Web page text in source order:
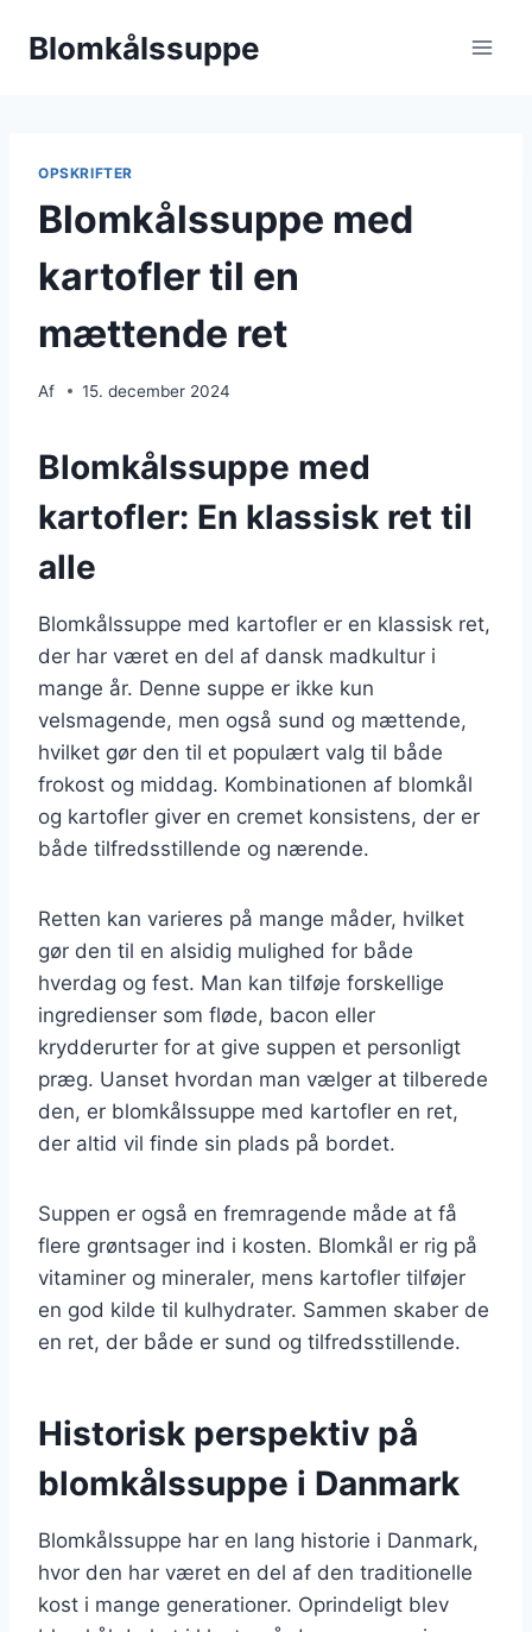
Blomkålssuppe
OPSKRIFTER
Blomkålssuppe med
kartofler til en
mættende ret
Af 15. december 2024
Blomkålssuppe med
kartofler: En klassisk ret til
alle
Blomkålssuppe med kartofler er en klassisk ret,
der har været en del af dansk madkultur i
mange år. Denne suppe er ikke kun
velsmagende, men også sund og mættende,
hvilket gør den til et populært valg til både
frokost og middag. Kombinationen af blomkål
og kartofler giver en cremet konsistens, der er
både tilfredsstillende og nærende.
Retten kan varieres på mange måder, hvilket
gør den til en alsidig mulighed for både
hverdag og fest. Man kan tilføje forskellige
ingredienser som fløde, bacon eller
krydderurter for at give suppen et personligt
præg. Uanset hvordan man vælger at tilberede
den, er blomkålssuppe med kartofler en ret,
der altid vil finde sin plads på bordet.
Suppen er også en fremragende måde at få
flere grøntsager ind i kosten. Blomkål er rig på
vitaminer og mineraler, mens kartofler tilføjer
en god kilde til kulhydrater. Sammen skaber de
en ret, der både er sund og tilfredsstillende.
Historisk perspektiv på
blomkålssuppe i Danmark
Blomkålssuppe har en lang historie i Danmark,
hvor den har været en del af den traditionelle
kost i mange generationer. Oprindeligt blev